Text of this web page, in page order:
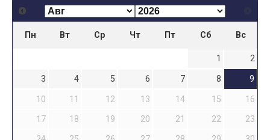
Пн Вт Ср Чт Пт Сб Вс
1
2
3
4 5 6 7 8
9
10
11 12 13 14 15
16
17
18 19 20 21 22
23